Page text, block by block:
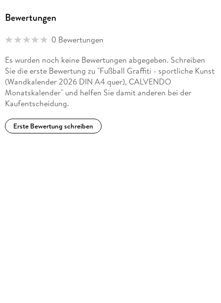
Bewertungen
0 Bewertungen
Es wurden noch keine Bewertungen abgegeben. Schreiben
Sie die erste Bewertung zu "Fußball Graffiti - sportliche Kunst
(Wandkalender 2026 DIN A4 quer), CALVENDO
Monatskalender" und helfen Sie damit anderen bei der
Kaufentscheidung.
Erste Bewertung schreiben